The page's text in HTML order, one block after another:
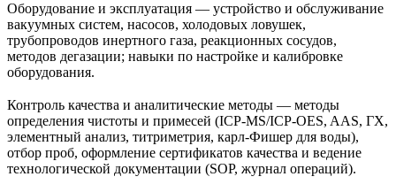
Оборудование и эксплуатация — устройство и обслуживание
вакуумных систем, насосов, холодовых ловушек,
трубопроводов инертного газа, реакционных сосудов,
методов дегазации; навыки по настройке и калибровке
оборудования.
Контроль качества и аналитические методы — методы
определения чистоты и примесей (ICP‑MS/ICP‑OES, AAS, ГХ,
элементный анализ, титриметрия, карл‑Фишер для воды),
отбор проб, оформление сертификатов качества и ведение
технологической документации (SOP, журнал операций).